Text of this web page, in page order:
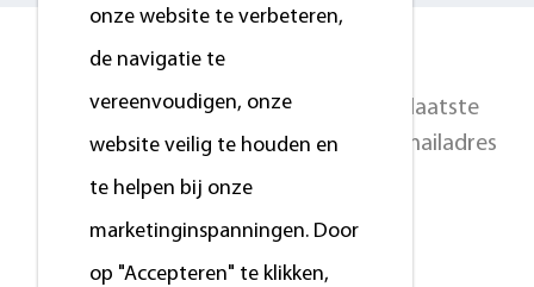
NEEM CONTACT OP
Voor exclusieve aanbiedingen en de laatste
aanbiedingen, meld u aan door uw e-mailadres
hieronder in te vullen.
Neem contact op
onze website te verbeteren,
de navigatie te
vereenvoudigen, onze
website veilig te houden en
te helpen bij onze
marketinginspanningen. Door
op "Accepteren" te klikken,